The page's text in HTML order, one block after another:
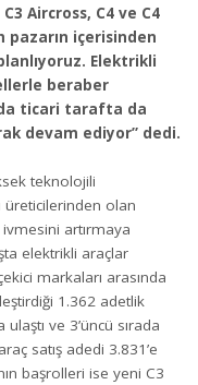
Aircross, C4 ve C4
pazarın içerisinden
Elektrikli
beraber
ticari tarafta da
devam ediyor” dedi.
teknolojili
olan
artırmaya
elektrikli araçlar
markaları arasında
1.362 adetlik
ve 3’üncü sırada
satış adedi 3.831’e
başrolleri ise yeni C3